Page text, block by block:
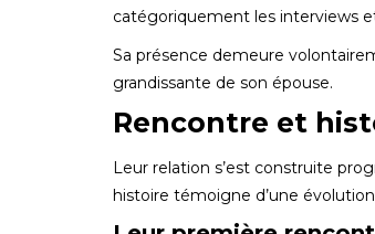
catégoriquement les interviews
Sa présence demeure
grandissante de son épouse.
Rencontre et
Leur relation s’est construite
histoire témoigne d’une